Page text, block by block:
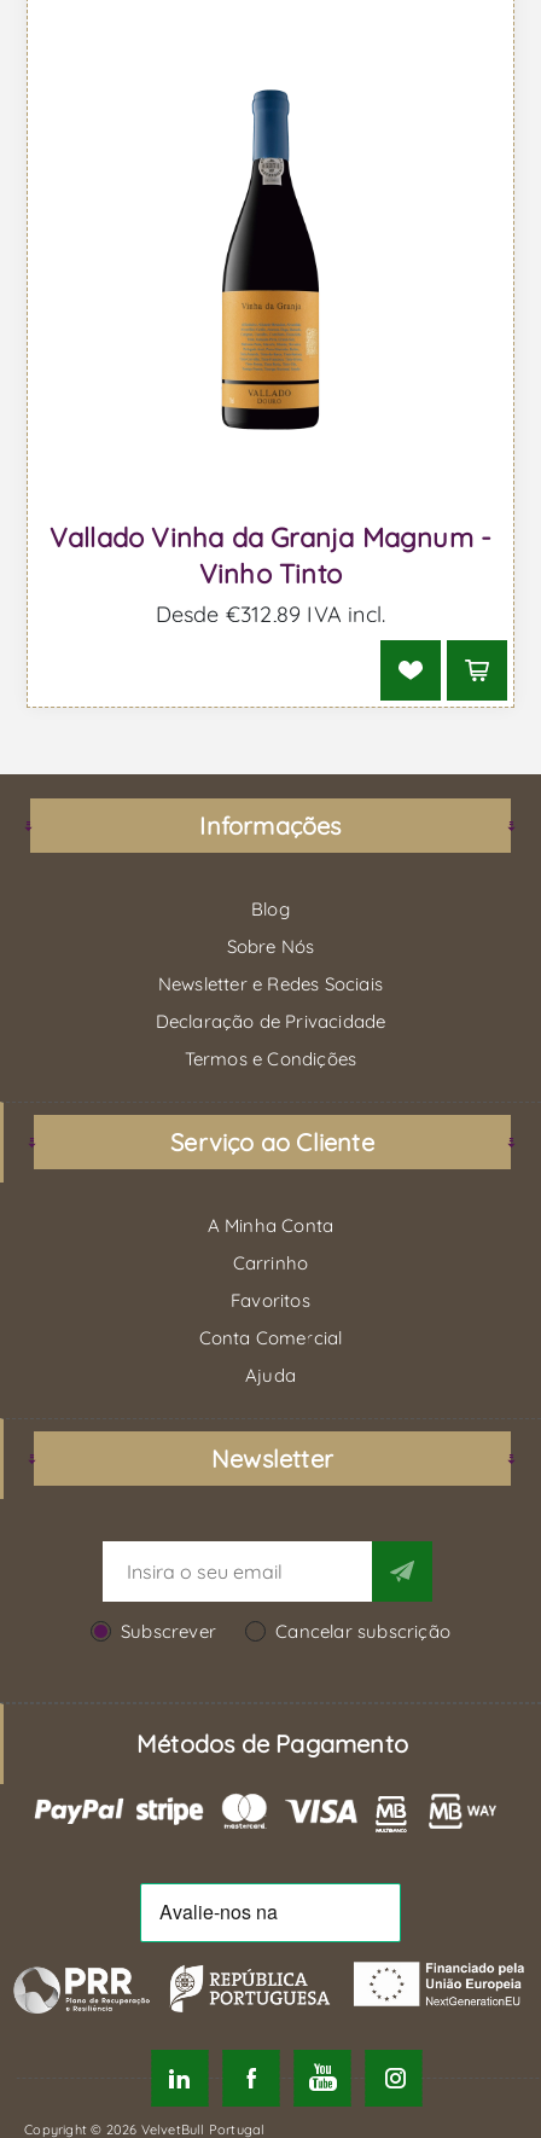
Vallado Vinha da Granja Magnum -
Vinho Tinto
Desde €312,89 IVA incl.
Informações
Blog
Sobre Nós
Newsletter e Redes Sociais
Declaração de Privacidade
Termos e Condições
Serviço ao Cliente
A Minha Conta
Carrinho
Favoritos
Conta Comercial
Ajuda
Newsletter
Subscrever Cancelar subscrição
Métodos de Pagamento
Copyright © 2026 VelvetBull Portugal